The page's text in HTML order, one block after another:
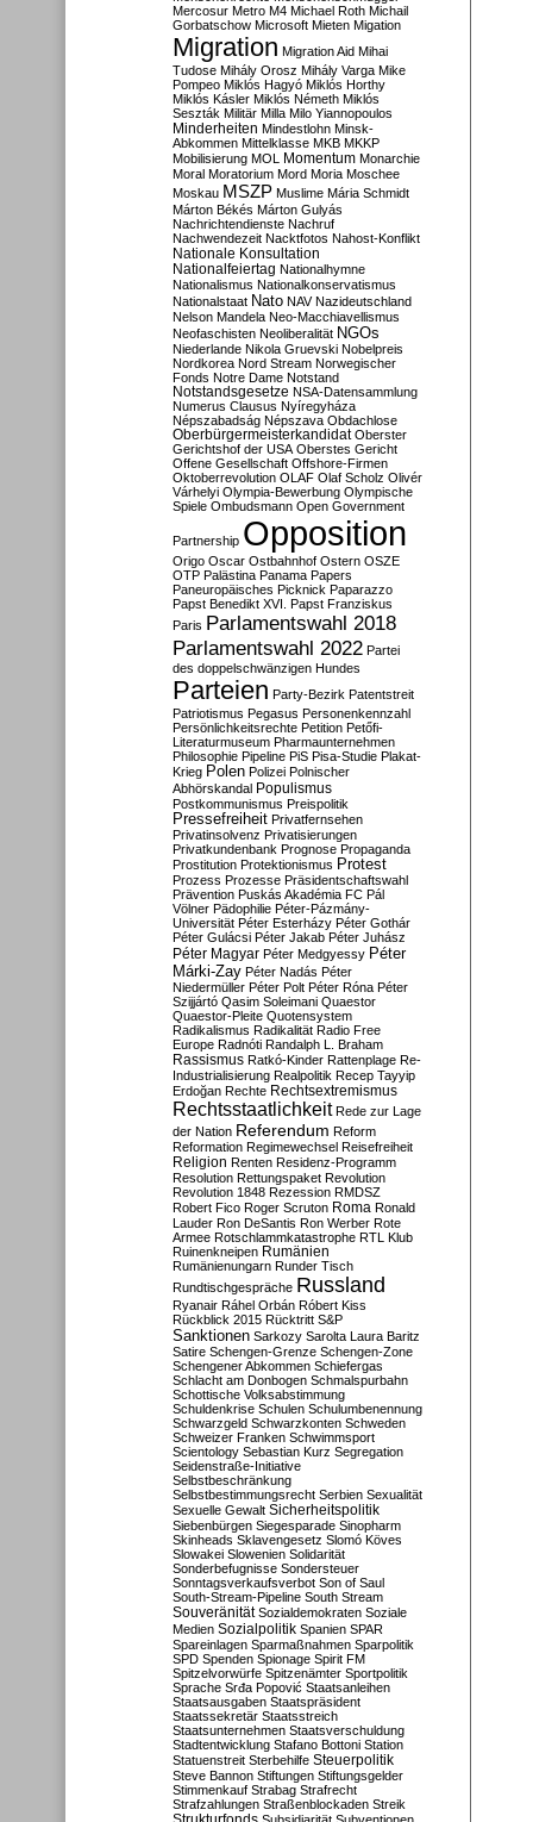
Mercosur Metro M4 Michael Roth Michail
Gorbatschow Microsoft Mieten Migation
Migration Migration Aid Mihai
Tudose Mihály Orosz Mihály Varga Mike
Pompeo Miklós Hagyó Miklós Horthy
Miklós Kásler Miklós Németh Miklós
Seszták Militär Milla Milo Yiannopoulos
Minderheiten Mindestlohn Minsk-
Abkommen Mittelklasse MKB MKKP
Mobilisierung MOL Momentum Monarchie
Moral Moratorium Mord Moria Moschee
Moskau MSZP Muslime Mária Schmidt
Márton Békés Márton Gulyás
Nachrichtendienste Nachruf
Nachwendezeit Nacktfotos Nahost-Konflikt
Nationale Konsultation
Nationalfeiertag Nationalhymne
Nationalismus Nationalkonservatismus
Nationalstaat Nato NAV Nazideutschland
Nelson Mandela Neo-Macchiavellismus
Neofaschisten Neoliberalität NGOs
Niederlande Nikola Gruevski Nobelpreis
Nordkorea Nord Stream Norwegischer
Fonds Notre Dame Notstand
Notstandsgesetze NSA-Datensammlung
Numerus Clausus Nyíregyháza
Népszabadság Népszava Obdachlose
Oberbürgermeisterkandidat Oberster
Gerichtshof der USA Oberstes Gericht
Offene Gesellschaft Offshore-Firmen
Oktoberrevolution OLAF Olaf Scholz Olivér
Várhelyi Olympia-Bewerbung Olympische
Spiele Ombudsmann Open Government
Partnership Opposition
Origo Oscar Ostbahnhof Ostern OSZE
OTP Palästina Panama Papers
Paneuropäisches Picknick Paparazzo
Papst Benedikt XVI. Papst Franziskus
Paris Parlamentswahl 2018
Parlamentswahl 2022 Partei
des doppelschwänzigen Hundes
Parteien Party-Bezirk Patentstreit
Patriotismus Pegasus Personenkennzahl
Persönlichkeitsrechte Petition Petőfi-
Literaturmuseum Pharmaunternehmen
Philosophie Pipeline PiS Pisa-Studie Plakat-
Krieg Polen Polizei Polnischer
Abhörskandal Populismus
Postkommunismus Preispolitik
Pressefreiheit Privatfernsehen
Privatinsolvenz Privatisierungen
Privatkundenbank Prognose Propaganda
Prostitution Protektionismus Protest
Prozess Prozesse Präsidentschaftswahl
Prävention Puskás Akadémia FC Pál
Völner Pädophilie Péter-Pázmány-
Universität Péter Esterházy Péter Gothár
Péter Gulácsi Péter Jakab Péter Juhász
Péter Magyar Péter Medgyessy Péter
Márki-Zay Péter Nadás Péter
Niedermüller Péter Polt Péter Róna Péter
Szijjártó Qasim Soleimani Quaestor
Quaestor-Pleite Quotensystem
Radikalismus Radikalität Radio Free
Europe Radnóti Randalph L. Braham
Rassismus Ratkó-Kinder Rattenplage Re-
Industrialisierung Realpolitik Recep Tayyip
Erdoğan Rechte Rechtsextremismus
Rechtsstaatlichkeit Rede zur Lage
der Nation Referendum Reform
Reformation Regimewechsel Reisefreiheit
Religion Renten Residenz-Programm
Resolution Rettungspaket Revolution
Revolution 1848 Rezession RMDSZ
Robert Fico Roger Scruton Roma Ronald
Lauder Ron DeSantis Ron Werber Rote
Armee Rotschlammkatastrophe RTL Klub
Ruinenkneipen Rumänien
Rumänienungarn Runder Tisch
Rundtischgespräche Russland
Ryanair Ráhel Orbán Róbert Kiss
Rückblick 2015 Rücktritt S&P
Sanktionen Sarkozy Sarolta Laura Baritz
Satire Schengen-Grenze Schengen-Zone
Schengener Abkommen Schiefergas
Schlacht am Donbogen Schmalspurbahn
Schottische Volksabstimmung
Schuldenkrise Schulen Schulumbenennung
Schwarzgeld Schwarzkonten Schweden
Schweizer Franken Schwimmsport
Scientology Sebastian Kurz Segregation
Seidenstraße-Initiative
Selbstbeschränkung
Selbstbestimmungsrecht Serbien Sexualität
Sexuelle Gewalt Sicherheitspolitik
Siebenbürgen Siegesparade Sinopharm
Skinheads Sklavengesetz Slomó Köves
Slowakei Slowenien Solidarität
Sonderbefugnisse Sondersteuer
Sonntagsverkaufsverbot Son of Saul
South-Stream-Pipeline South Stream
Souveränität Sozialdemokraten Soziale
Medien Sozialpolitik Spanien SPAR
Spareinlagen Sparmaßnahmen Sparpolitik
SPD Spenden Spionage Spirit FM
Spitzelvorwürfe Spitzenämter Sportpolitik
Sprache Srđa Popović Staatsanleihen
Staatsausgaben Staatspräsident
Staatssekretär Staatsstreich
Staatsunternehmen Staatsverschuldung
Stadtentwicklung Stafano Bottoni Station
Statuenstreit Sterbehilfe Steuerpolitik
Steve Bannon Stiftungen Stiftungsgelder
Stimmenkauf Strabag Strafrecht
Strafzahlungen Straßenblockaden Streik